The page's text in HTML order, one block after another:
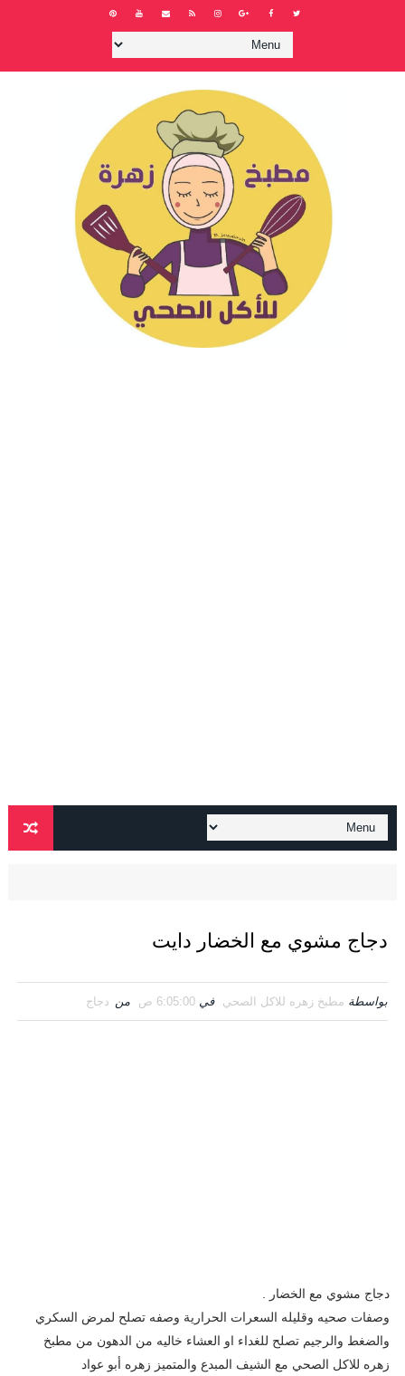
دجاج مشوي مع الخضار دايت
بواسطة مطبخ زهره للاكل الصحي في 6:05:00 ص من دجاج
دجاج مشوي مع الخضار .
وصفات صحيه وقليله السعرات الحرارية وصفه تصلح لمرض السكري
والضغط والرجيم تصلح للغداء او العشاء خاليه من الدهون من مطبخ
زهره للاكل الصحي مع الشيف المبدع والمتميز زهره أبو عواد